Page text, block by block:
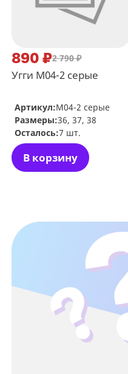
890 ₽2 790 ₽
Угги М04-2 серые
В корзину
Артикул:М04-2 серые
Размеры:36, 37, 38
Осталось:7 шт.